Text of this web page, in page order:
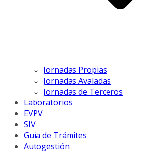
Jornadas Propias
Jornadas Avaladas
Jornadas de Terceros
Laboratorios
EVPV
SIV
Guía de Trámites
Autogestión